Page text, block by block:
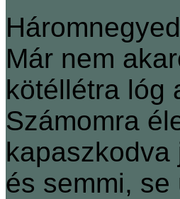
Már nem
kötéllétra lóg
Számomra
kapaszkodva
és semmi,